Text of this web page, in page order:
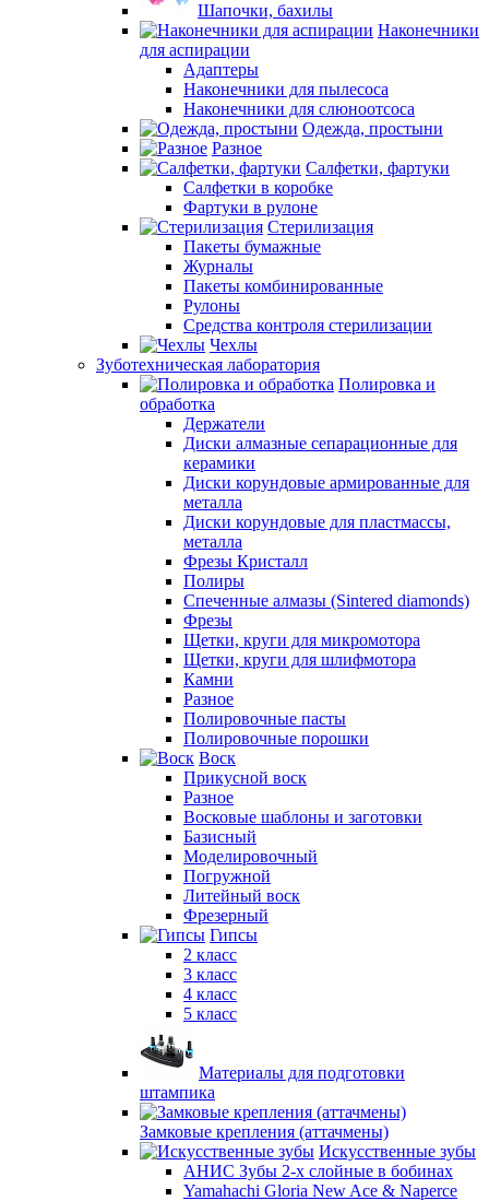
Шапочки, бахилы
Наконечники
для аспирации
Адаптеры
Наконечники для пылесоса
Наконечники для слюноотсоса
Одежда, простыни
Разное
Салфетки, фартуки
Салфетки в коробке
Фартуки в рулоне
Стерилизация
Пакеты бумажные
Журналы
Пакеты комбинированные
Рулоны
Средства контроля стерилизации
Чехлы
Зуботехническая лаборатория
Полировка и
обработка
Держатели
Диски алмазные сепарационные для
керамики
Диски корундовые армированные для
металла
Диски корундовые для пластмассы,
металла
Фрезы Кристалл
Полиры
Спеченные алмазы (Sintered diamonds)
Фрезы
Щетки, круги для микромотора
Щетки, круги для шлифмотора
Камни
Разное
Полировочные пасты
Полировочные порошки
Воск
Прикусной воск
Разное
Восковые шаблоны и заготовки
Базисный
Моделировочный
Погружной
Литейный воск
Фрезерный
Гипсы
2 класс
3 класс
4 класс
5 класс
Материалы для подготовки
штампика
Замковые крепления (аттачмены)
Искусственные зубы
АНИС Зубы 2-х слойные в бобинах
Yamahachi Gloria New Ace & Naperce